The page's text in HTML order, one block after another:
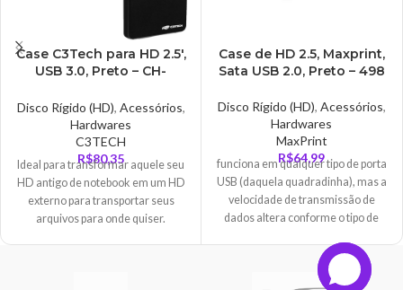
Case C3Tech para HD 2.5′,
USB 3.0, Preto – CH-
Disco Rígido (HD), Acessórios,
Hardwares
C3TECH
R$80,35
Ideal para transformar aquele seu
HD antigo de notebook em um HD
externo para transportar seus
arquivos para onde quiser.
Case de HD 2.5, Maxprint,
Sata USB 2.0, Preto – 498
Disco Rígido (HD), Acessórios,
Hardwares
MaxPrint
R$64,99
funciona em qualquer tipo de porta
USB (daquela quadradinha), mas a
velocidade de transmissão de
dados altera conforme o tipo de